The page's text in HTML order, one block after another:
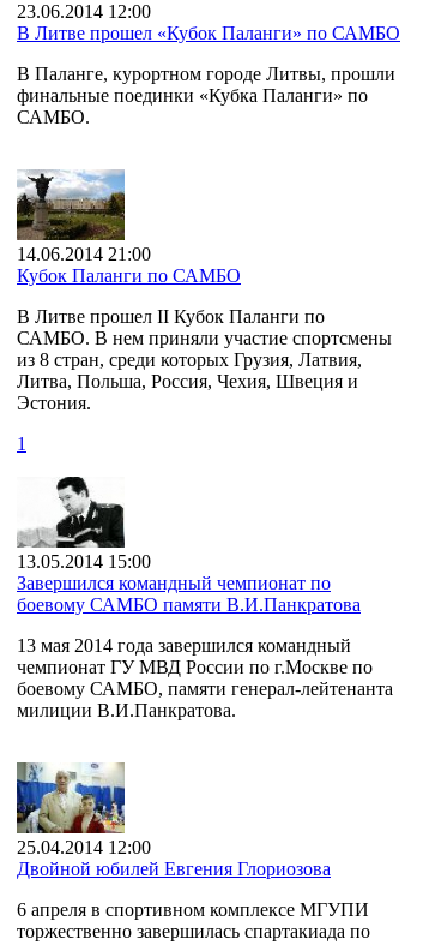
23.06.2014 12:00
В Литве прошел «Кубок Паланги» по САМБО
В Паланге, курортном городе Литвы, прошли
финальные поединки «Кубка Паланги» по
САМБО.
14.06.2014 21:00
Кубок Паланги по САМБО
В Литве прошел II Кубок Паланги по
САМБО. В нем приняли участие спортсмены
из 8 стран, среди которых Грузия, Латвия,
Литва, Польша, Россия, Чехия, Швеция и
Эстония.
1
13.05.2014 15:00
Завершился командный чемпионат по
боевому САМБО памяти В.И.Панкратова
13 мая 2014 года завершился командный
чемпионат ГУ МВД России по г.Москве по
боевому САМБО, памяти генерал-лейтенанта
милиции В.И.Панкратова.
25.04.2014 12:00
Двойной юбилей Евгения Глориозова
6 апреля в спортивном комплексе МГУПИ
торжественно завершилась спартакиада по